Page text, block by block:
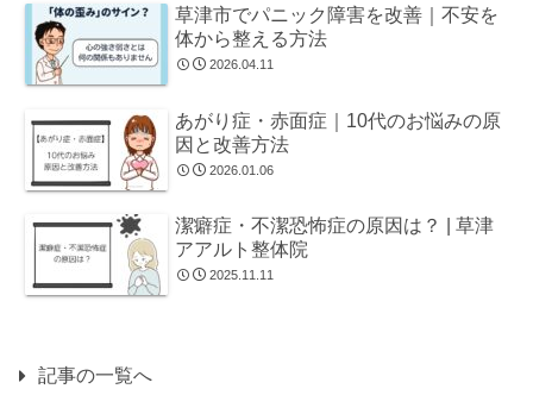
草津市でパニック障害を改善｜不安を
体から整える方法
2026.04.11
あがり症・赤面症｜10代のお悩みの原
因と改善方法
2026.01.06
潔癖症・不潔恐怖症の原因は？ | 草津
アアルト整体院
2025.11.11
記事の一覧へ